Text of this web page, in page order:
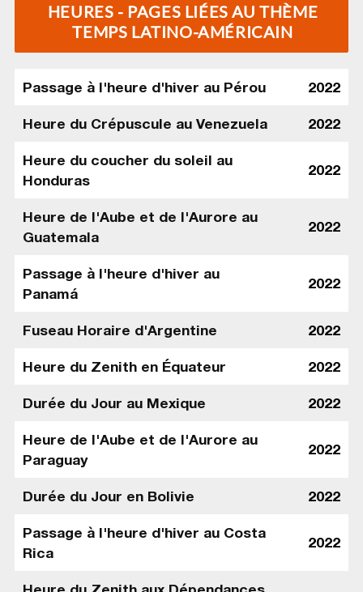
HEURES - PAGES LIÉES AU THÈME
TEMPS LATINO-AMÉRICAIN
Passage à l'heure d'hiver au Pérou 2022
Heure du Crépuscule au Venezuela 2022
Heure du coucher du soleil au
Honduras
2022
Heure de l'Aube et de l'Aurore au
Guatemala
2022
Passage à l'heure d'hiver au
Panamá
2022
Fuseau Horaire d'Argentine 2022
Heure du Zenith en Équateur 2022
Durée du Jour au Mexique 2022
Heure de l'Aube et de l'Aurore au
Paraguay
2022
Durée du Jour en Bolivie 2022
Passage à l'heure d'hiver au Costa
Rica
2022